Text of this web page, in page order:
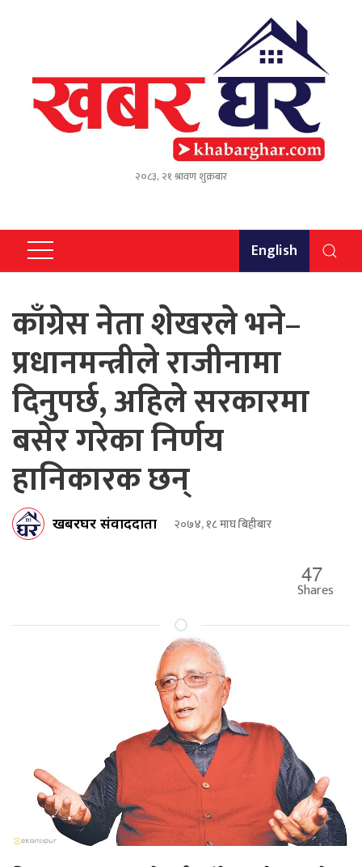
२०८३, २१ श्रावण शुक्रबार
English
काँग्रेस नेता शेखरले भने–
प्रधानमन्त्रीले राजीनामा
दिनुपर्छ, अहिले सरकारमा
बसेर गरेका निर्णय
हानिकारक छन्
खबरघर संवाददाता २०७४, १८ माघ बिहीबार
47
Shares